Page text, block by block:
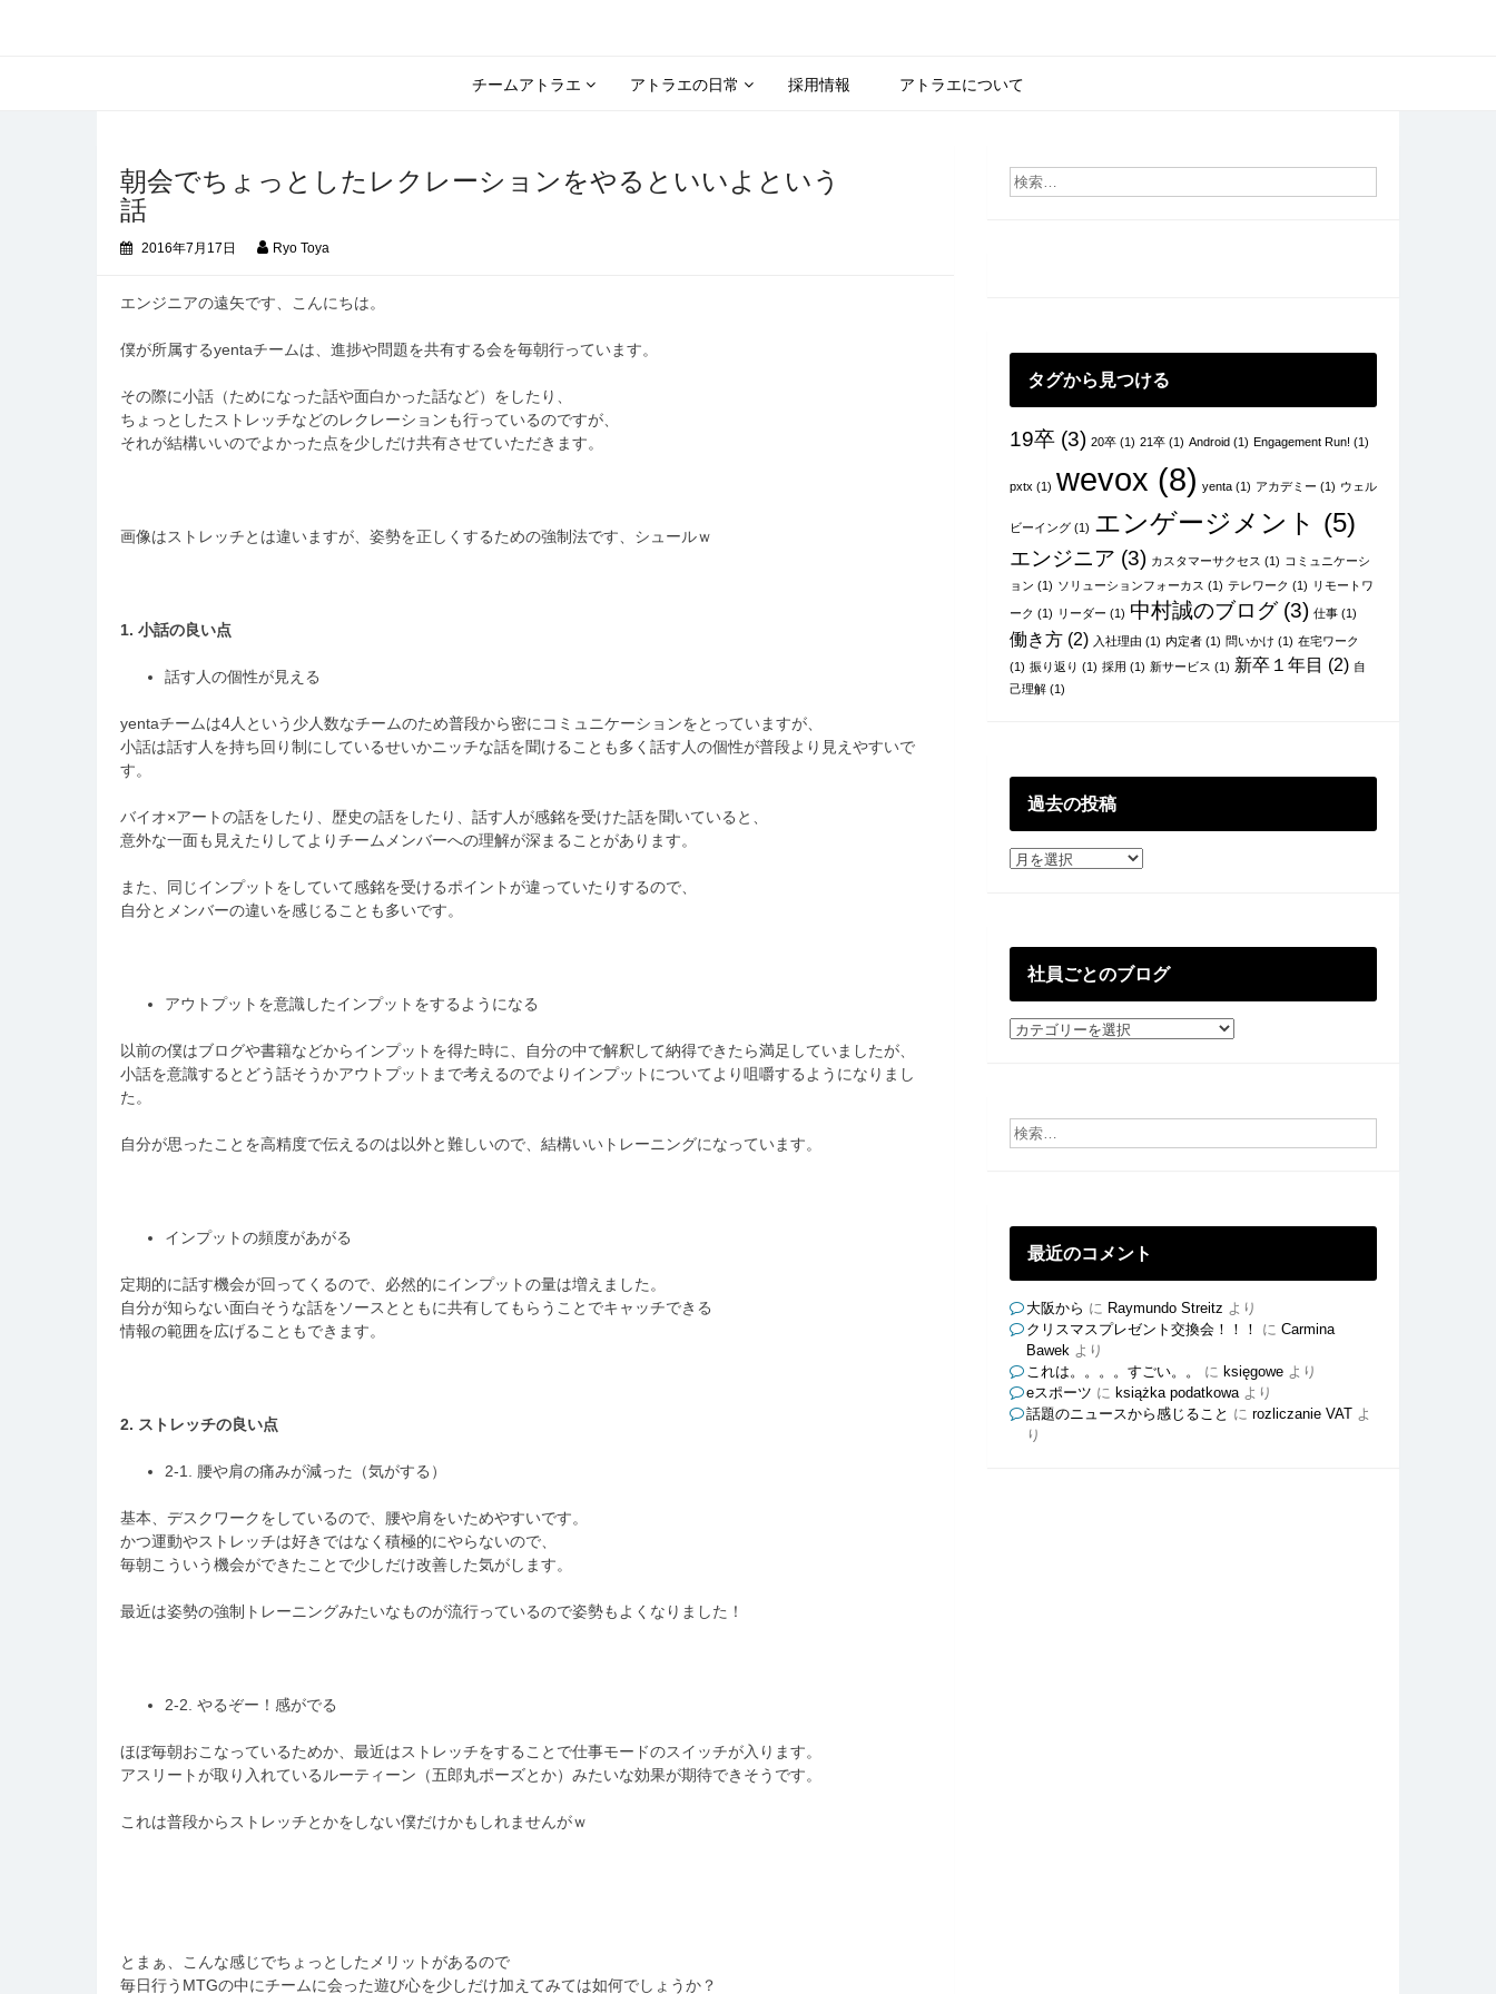
チームアトラエ アトラエの日常 採用情報 アトラエについて
朝会でちょっとしたレクレーションをやるといいよという
話
2016年7月17日 Ryo Toya
エンジニアの遠矢です、こんにちは。
僕が所属するyentaチームは、進捗や問題を共有する会を毎朝行っています。
その際に小話（ためになった話や面白かった話など）をしたり、
ちょっとしたストレッチなどのレクレーションも行っているのですが、
それが結構いいのでよかった点を少しだけ共有させていただきます。
画像はストレッチとは違いますが、姿勢を正しくするための強制法です、シュールｗ
1. 小話の良い点
話す人の個性が見える
yentaチームは4人という少人数なチームのため普段から密にコミュニケーションをとっていますが、
小話は話す人を持ち回り制にしているせいかニッチな話を聞けることも多く話す人の個性が普段より見えやすいで
す。
バイオ×アートの話をしたり、歴史の話をしたり、話す人が感銘を受けた話を聞いていると、
意外な一面も見えたりしてよりチームメンバーへの理解が深まることがあります。
また、同じインプットをしていて感銘を受けるポイントが違っていたりするので、
自分とメンバーの違いを感じることも多いです。
アウトプットを意識したインプットをするようになる
以前の僕はブログや書籍などからインプットを得た時に、自分の中で解釈して納得できたら満足していましたが、
小話を意識するとどう話そうかアウトプットまで考えるのでよりインプットについてより咀嚼するようになりまし
た。
自分が思ったことを高精度で伝えるのは以外と難しいので、結構いいトレーニングになっています。
インプットの頻度があがる
定期的に話す機会が回ってくるので、必然的にインプットの量は増えました。
自分が知らない面白そうな話をソースとともに共有してもらうことでキャッチできる
情報の範囲を広げることもできます。
2. ストレッチの良い点
2-1. 腰や肩の痛みが減った（気がする）
基本、デスクワークをしているので、腰や肩をいためやすいです。
かつ運動やストレッチは好きではなく積極的にやらないので、
毎朝こういう機会ができたことで少しだけ改善した気がします。
最近は姿勢の強制トレーニングみたいなものが流行っているので姿勢もよくなりました！
2-2. やるぞー！感がでる
ほぼ毎朝おこなっているためか、最近はストレッチをすることで仕事モードのスイッチが入ります。
アスリートが取り入れているルーティーン（五郎丸ポーズとか）みたいな効果が期待できそうです。
これは普段からストレッチとかをしない僕だけかもしれませんがｗ
とまぁ、こんな感じでちょっとしたメリットがあるので
毎日行うMTGの中にチームに会った遊び心を少しだけ加えてみては如何でしょうか？
タグから見つける
19卒(3) 20卒(1) 21卒(1) Android(1) Engagement Run! (1)
pxtx (1) wevox (8) yenta(1) アカデミー (1) ウェル
ビーイング(1) エンゲージメント (5)
エンジニア (3) カスタマーサクセス (1) コミュニケーシ
ョン (1) ソリューションフォーカス (1) テレワーク (1) リモートワ
ーク (1) リーダー (1) 中村誠のブログ(3) 仕事(1)
働き方(2) 入社理由 (1) 内定者(1) 問いかけ (1) 在宅ワーク
(1) 振り返り (1) 採用 (1) 新サービス (1) 新卒１年目 (2) 自
己理解(1)
過去の投稿
過
社員ごとのブログ
社
ブ
最近のコメント
大阪から に Raymundo Streitz より
クリスマスプレゼント交換会！！！
に Carmina
Bawekより
これは。。。。すごい。。
に księgoweより
eスポーツ に książka podatkowaより
話題のニュースから感じること に rozliczanie VATよ
り